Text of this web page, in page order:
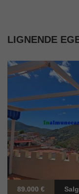
LIGNENDE
89.000 € Salg